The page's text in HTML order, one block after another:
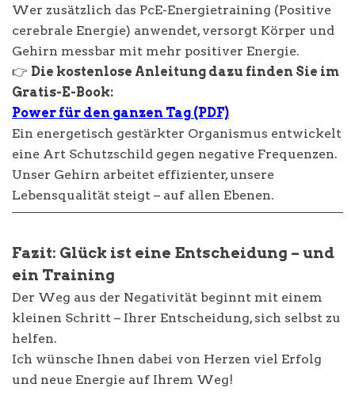
Wer zusätzlich das PcE-Energietraining (Positive
cerebrale Energie) anwendet, versorgt Körper und
Gehirn messbar mit mehr positiver Energie.
👉 Die kostenlose Anleitung dazu finden Sie im
Gratis-E-Book:
Power für den ganzen Tag (PDF)
Ein energetisch gestärkter Organismus entwickelt
eine Art Schutzschild gegen negative Frequenzen.
Unser Gehirn arbeitet effizienter, unsere
Lebensqualität steigt – auf allen Ebenen.
Fazit: Glück ist eine Entscheidung – und
ein Training
Der Weg aus der Negativität beginnt mit einem
kleinen Schritt – Ihrer Entscheidung, sich selbst zu
helfen.
Ich wünsche Ihnen dabei von Herzen viel Erfolg
und neue Energie auf Ihrem Weg!